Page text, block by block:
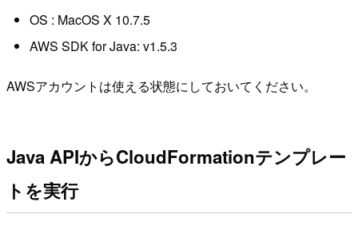
OS : MacOS X 10.7.5
AWS SDK for Java: v1.5.3
AWSアカウントは使える状態にしておいてください。
Java APIからCloudFormationテンプレー
トを実行